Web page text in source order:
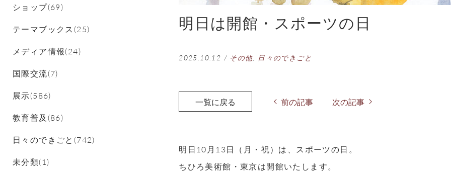
明日は開館・スポーツの日
2025.10.12 / その他 日々のできごと
一覧に戻る 前の記事 次の記事
明日10月13日（月・祝）は、スポーツの日。
ちひろ美術館・東京は開館いたします。
ショップ(69)
テーマブックス(25)
メディア情報(24)
国際交流(7)
展示(586)
教育普及(86)
日々のできごと(742)
未分類(1)